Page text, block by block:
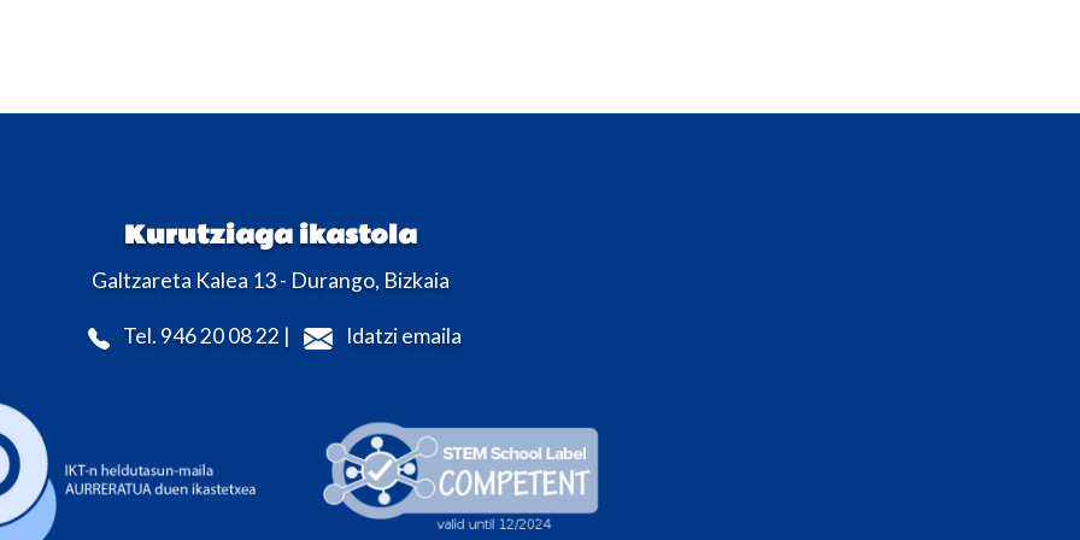
Kurutziaga ikastola
Galtzareta Kalea 13 - Durango, Bizkaia
Tel. 946 20 08 22 | Idatzi emaila